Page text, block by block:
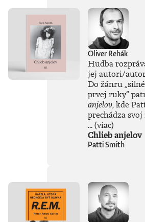
fašizmus, revolúciu,
imagináciu, Garáže,
gitaru, klavír,
mamu, otca aj
brata.Štyri
medzihry vo forme
posluchových
jukeboxov testujú
Denisov hudobný
rozhľad. Body
pozbiera takmer za
všetko.Za rozhovor
s Denisom Bangom
o Beatles, ktorý je
Oliver Rehák
Hudba
jej autori/
Do žánru „
prvej ruky“
anjelov, kde
prechádza
...(viac)
Chlieb anjelov
Patti Smith